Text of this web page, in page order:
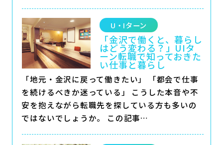
U・Iターン
「金沢で働くと、暮らし
はどう変わる？」UIタ
ーン転職で知っておきた
い仕事と暮らし
「地元・金沢に戻って働きたい」 「都会で仕事
を続けるべきか迷っている」 こうした本音や不
安を抱えながら転職先を探している方も多いの
ではないでしょうか。 この記事…